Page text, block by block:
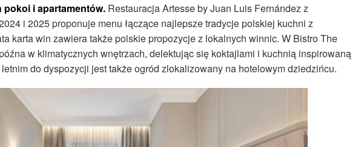
pokoi i apartamentów. Restauracja Artesse by Juan Luis Fernández z
i 2025 proponuje menu łączące najlepsze tradycje polskiej kuchni z
karta win zawiera także polskie propozycje z lokalnych winnic. W Bistro The
w klimatycznych wnętrzach, delektując się koktajlami i kuchnią inspirowaną
do dyspozycji jest także ogród zlokalizowany na hotelowym dziedzińcu.